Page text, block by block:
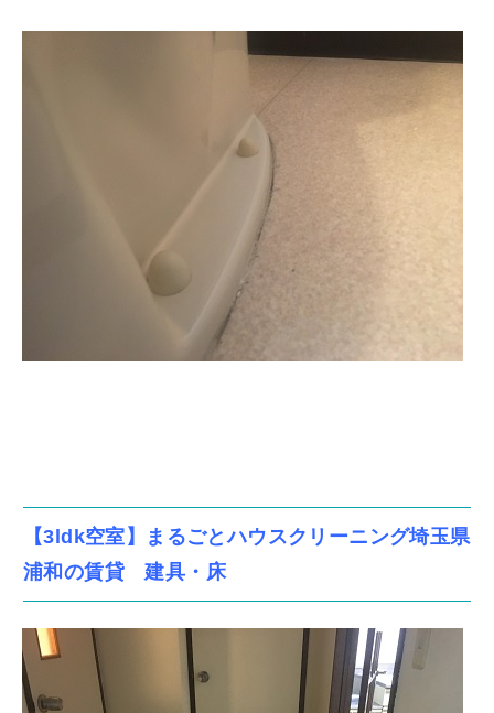
【3ldk空室】まるごとハウスクリーニング埼玉県
浦和の賃貸 建具・床